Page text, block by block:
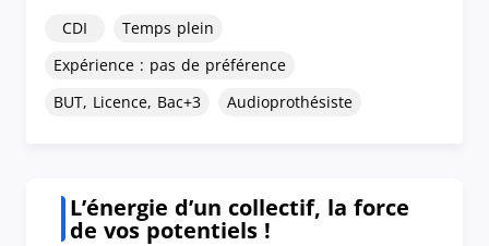
CDI
Temps plein
Expérience : pas de préférence
BUT, Licence, Bac+3
Audioprothésiste
L’énergie d’un collectif, la force
de vos potentiels !